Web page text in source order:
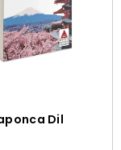
Sepete Ekle